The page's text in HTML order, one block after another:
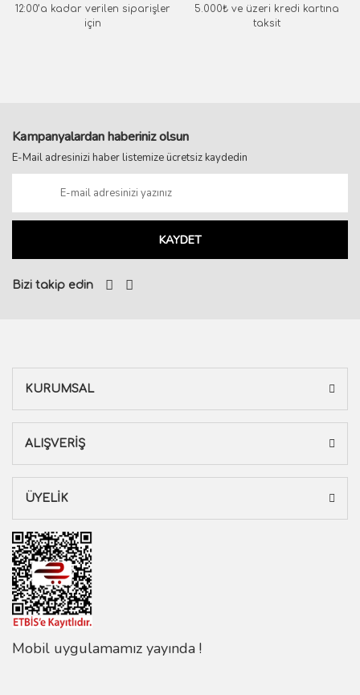
12:00’a kadar verilen siparişler
için
5.000₺ ve üzeri kredi kartına
taksit
Kampanyalardan haberiniz olsun
E-Mail adresinizi haber listemize ücretsiz kaydedin
KAYDET
Bizi takip edin
KURUMSAL
ALIŞVERİŞ
ÜYELİK
Mobil uygulamamız yayında !